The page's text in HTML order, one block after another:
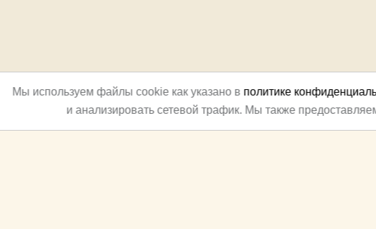
Мы используем файлы cookie как указано в политике
и анализировать сетевой трафик. Мы также